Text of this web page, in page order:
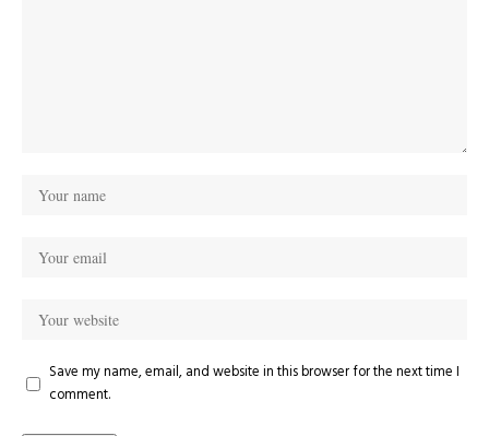
Save my name, email, and website in this browser for the next time I
comment.